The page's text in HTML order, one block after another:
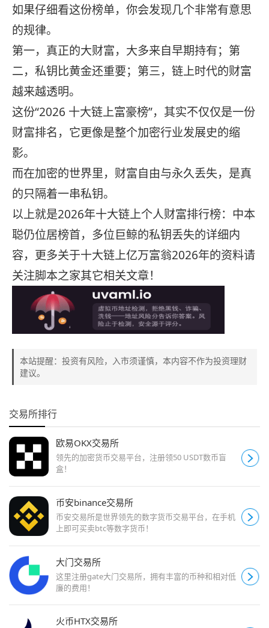
如果仔细看这份榜单，你会发现几个非常有意思
的规律。
第一，真正的大财富，大多来自早期持有；第
二，私钥比黄金还重要；第三，链上时代的财富
越来越透明。
这份“2026 十大链上富豪榜”，其实不仅仅是一份
财富排名，它更像是整个加密行业发展史的缩
影。
而在加密的世界里，财富自由与永久丢失，是真
的只隔着一串私钥。
以上就是2026年十大链上个人财富排行榜：中本
聪仍位居榜首，多位巨鲸的私钥丢失的详细内
容，更多关于十大链上亿万富翁2026年的资料请
关注脚本之家其它相关文章！
本站提醒：投资有风险，入市须谨慎，本内容不作为投资理财
建议。
交易所排行
欧易OKX交易所
领先的加密货币交易平台，注册领50 USDT数币盲
盒！
币安binance交易所
币安交易所是世界领先的数字货币交易平台，在手机
上即可买卖btc等数字货币！
大门交易所
这里注册gate大门交易所，拥有丰富的币种和相对低
廉的费用！
火币HTX交易所